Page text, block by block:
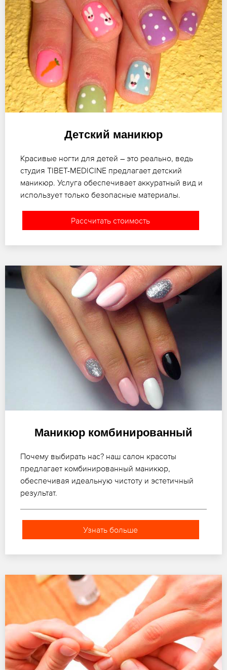
Детский маникюр
Красивые ногти для детей – это реально, ведь
студия TIBET-MEDICINE предлагает детский
маникюр. Услуга обеспечивает аккуратный вид и
использует только безопасные материалы.
Рассчитать стоимость
Маникюр комбинированный
Почему выбирать нас? наш салон красоты
предлагает комбинированный маникюр,
обеспечивая идеальную чистоту и эстетичный
результат.
Узнать больше